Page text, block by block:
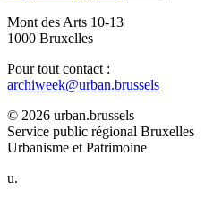
Mont des Arts 10-13
1000 Bruxelles
Pour tout contact :
archiweek@urban.brussels
© 2026 urban.brussels
Service public régional Bruxelles
Urbanisme et Patrimoine
u.